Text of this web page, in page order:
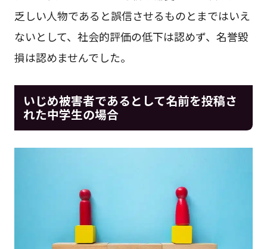
乏しい人物であると誤信させるものとまではいえ
ないとして、社会的評価の低下は認めず、名誉毀
損は認めませんでした。
いじめ被害者であるとして名前を投稿さ
れた中学生の場合